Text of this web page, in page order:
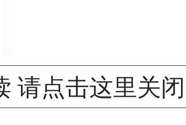
请点击这里关